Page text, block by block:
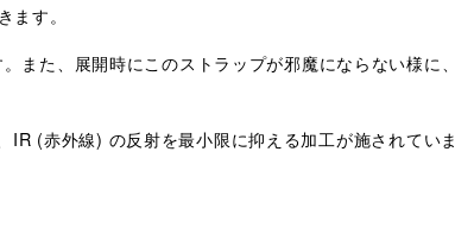
す。
た、展開時にこのストラップが邪魔にならない様に、
(赤外線) の反射を最小限に抑える加工が施されていま